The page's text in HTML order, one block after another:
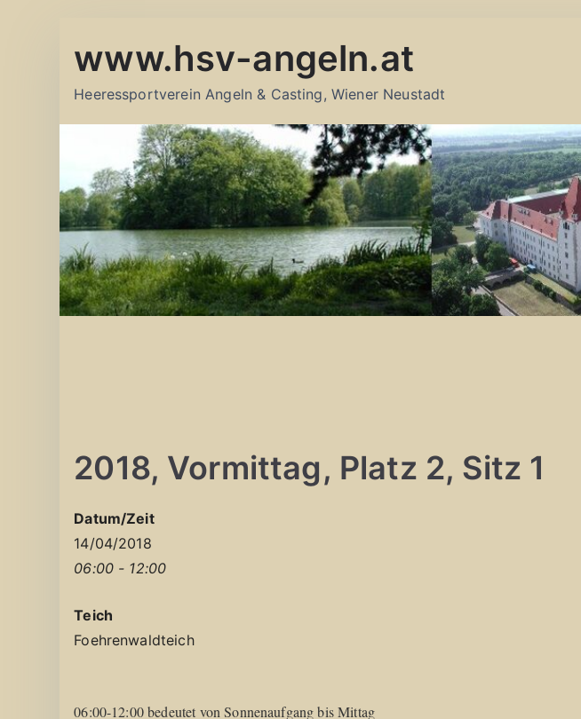
Inhalt
www.hsv-angeln.at
Heeressportverein Angeln & Casting, Wiener Neustadt
2018, Vormittag, Platz 2, Sitz 1
Datum/Zeit
14/04/2018
06:00 - 12:00
Teich
Foehrenwaldteich
06:00-12:00 bedeutet von Sonnenaufgang bis Mittag